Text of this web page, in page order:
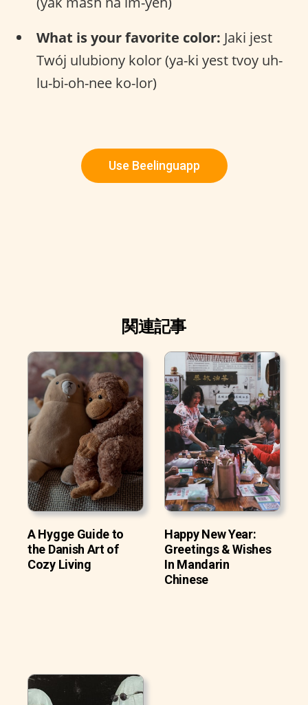
What is your favorite color: Jaki jest
Twój ulubiony kolor (ya-ki yest tvoy uh-
lu-bi-oh-nee ko-lor)
Use Beelinguapp
関連記事
A Hygge Guide to
the Danish Art of
Cozy Living
Happy New Year:
Greetings & Wishes
In Mandarin
Chinese